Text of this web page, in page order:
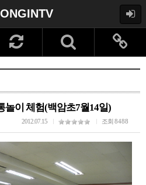
놀이 체험(백암초7월14일)
조회8488
2012.07.15